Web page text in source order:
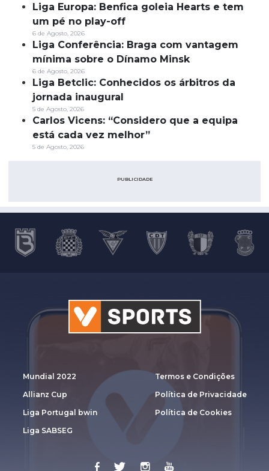
Liga Europa: Benfica goleia Hearts e tem
um pé no play-off
6 de Agosto, 2026
Liga Conferência: Braga com vantagem
mínima sobre o Dínamo Minsk
6 de Agosto, 2026
Liga Betclic: Conhecidos os árbitros da
jornada inaugural
5 de Agosto, 2026
Carlos Vicens: “Considero que a equipa
está cada vez melhor”
5 de Agosto, 2026
PUBLICIDADE
Mundial 2022
Allianz Cup
Liga Portugal bwin
Liga SABSEG
Termos e Condições
Política de Privacidade
Política de Cookies